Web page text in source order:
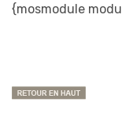
{mosmodule